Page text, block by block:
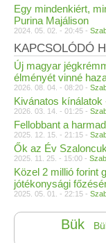
Egy mindenkiért,
Purina Majálison
2024. 05. 02. - 20:45 -
KAPCSOLÓDÓ
Új magyar
élményét vinné
2026. 08. 04. - 08:20 -
Kivánatos kínálatok
2026. 03. 14. - 01:25 -
Fellobbant a
2025. 12. 15. - 21:15 -
Ők az Év
2025. 11. 25. - 15:00 -
Közel 2 millió forint
jótékonysági
2025. 05. 01. - 22:15 -
Bük